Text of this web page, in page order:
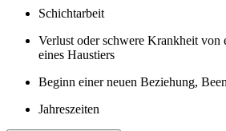
Schichtarbeit
Verlust oder schwere Krankheit von
eines Haustiers
Beginn einer neuen Beziehung,
Jahreszeiten